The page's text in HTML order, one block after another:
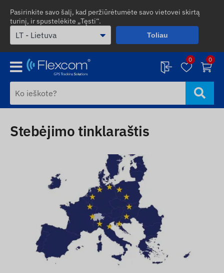
Pasirinkite savo šalį, kad peržiūrėtumėte savo vietovei skirtą
turinį, ir spustelėkite „Tęsti“.
Toliau
0 0
Stebėjimo tinklaraštis